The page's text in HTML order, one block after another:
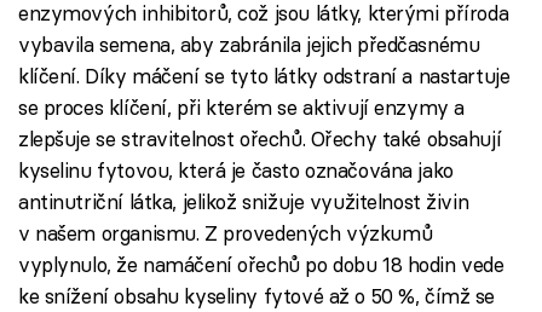
enzymových inhibitorů, což jsou látky, kterými příroda
vybavila semena, aby zabránila jejich předčasnému
klíčení. Díky máčení se tyto látky odstraní a nastartuje
se proces klíčení, při kterém se aktivují enzymy a
zlepšuje se stravitelnost ořechů. Ořechy také obsahují
kyselinu fytovou, která je často označována jako
antinutriční látka, jelikož snižuje využitelnost živin
v našem organismu. Z provedených výzkumů
vyplynulo, že namáčení ořechů po dobu 18 hodin vede
ke snížení obsahu kyseliny fytové až o 50 %, čímž se